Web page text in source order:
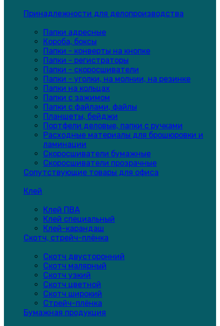
Принадлежности для делопроизводства
Папки адресные
Короба, боксы
Папки - конверты на кнопке
Папки - регистраторы
Папки - скоросшиватели
Папки - уголки, на молнии, на резинке
Папки на кольцах
Папки с зажимом
Папки с файлами, файлы
Планшеты, бейджи
Портфели деловые, папки с ручками
Расходные материалы для брошюровки и
ламинации
Скоросшиватели бумажные
Скоросшиватели прозрачные
Сопутствующие товары для офиса
Клей
Клей ПВА
Клей специальный
Клей-карандаш
Скотч, стрейч-плёнка
Скотч двусторонний
Скотч малярный
Скотч узкий
Скотч цветной
Скотч широкий
Стрейч-плёнка
Бумажная продукция